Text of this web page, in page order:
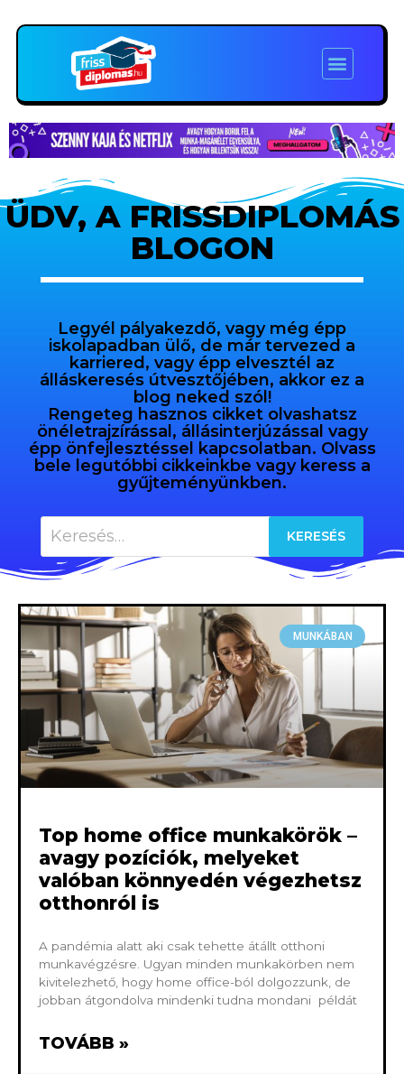
ÜDV, A FRISSDIPLOMÁS
BLOGON
Legyél pályakezdő, vagy még épp
iskolapadban ülő, de már tervezed a
karriered, vagy épp elvesztél az
álláskeresés útvesztőjében, akkor ez a
blog neked szól!
Rengeteg hasznos cikket olvashatsz
önéletrajzírással, állásinterjúzással vagy
épp önfejlesztéssel kapcsolatban. Olvass
bele legutóbbi cikkeinkbe vagy keress a
gyűjteményünkben.
MUNKÁBAN
Top home office munkakörök –
avagy pozíciók, melyeket
valóban könnyedén végezhetsz
otthonról is
A pandémia alatt aki csak tehette átállt otthoni
munkavégzésre. Ugyan minden munkakörben nem
kivitelezhető, hogy home office-ból dolgozzunk, de
jobban átgondolva mindenki tudna mondani példát
TOVÁBB »